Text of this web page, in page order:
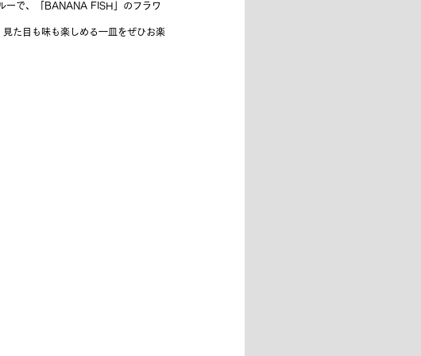
ーで、「BANANA FISH」のフラワ
た目も味も楽しめる一皿をぜひお楽